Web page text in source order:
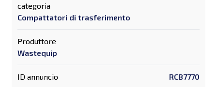
categoria
Compattatori di trasferimento
Produttore
Wastequip
ID annuncio RCB7770